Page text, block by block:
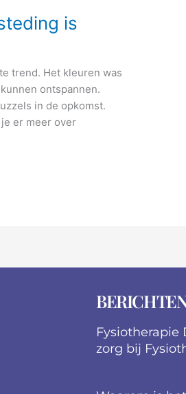
is
trend. Het kleuren was
ontspannen.
in de opkomst.
er meer over
Fysiotherapie
zorg bij